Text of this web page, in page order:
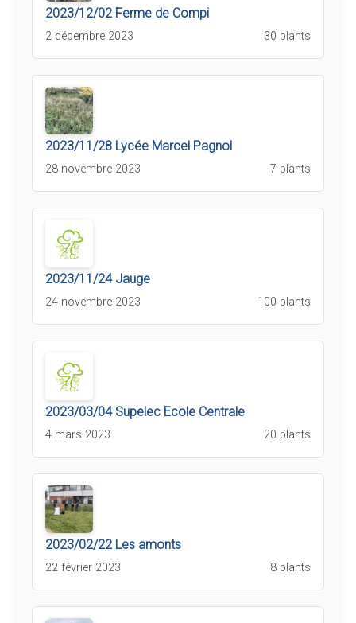
2023/12/02 Ferme de Compi
2 décembre 2023 30 plants
2023/11/28 Lycée Marcel Pagnol
28 novembre 2023 7 plants
2023/11/24 Jauge
24 novembre 2023 100 plants
2023/03/04 Supelec Ecole Centrale
4 mars 2023 20 plants
2023/02/22 Les amonts
22 février 2023 8 plants